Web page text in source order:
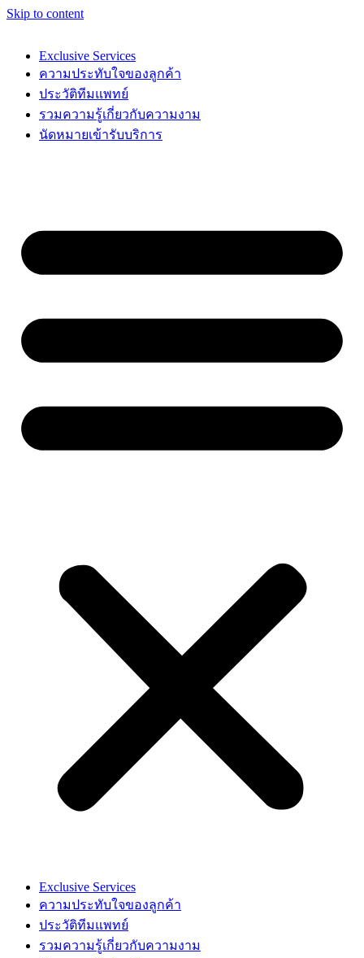
Skip to content
Exclusive Services
ความประทับใจของลูกค้า
ประวัติทีมแพทย์
รวมความรู้เกี่ยวกับความงาม
นัดหมายเข้ารับบริการ
Exclusive Services
ความประทับใจของลูกค้า
ประวัติทีมแพทย์
รวมความรู้เกี่ยวกับความงาม